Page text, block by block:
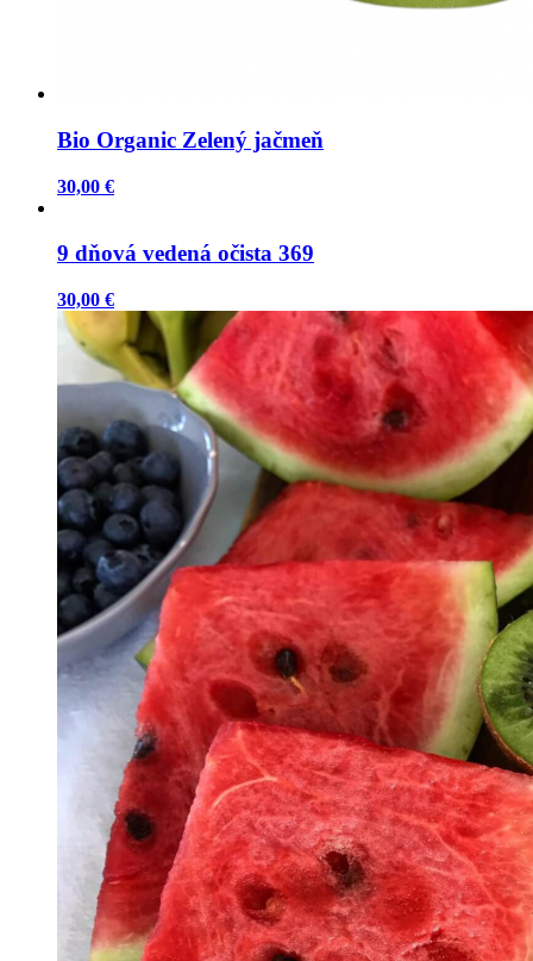
Bio Organic Zelený jačmeň
30,00 €
9 dňová vedená očista 369
30,00 €